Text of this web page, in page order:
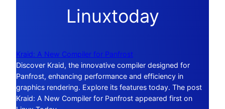
Linuxtoday
Kraid: A New Compiler for Panfrost
Discover Kraid, the innovative compiler designed for
Panfrost, enhancing performance and efficiency in
graphics rendering. Explore its features today. The post
Kraid: A New Compiler for Panfrost appeared first on